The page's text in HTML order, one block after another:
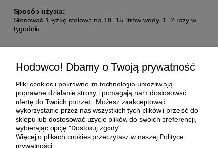
Sposób użycia:
Stosować 1 łyżkę stołową na 10–15 litrów wody, 1–2 razy w
tygodniu.
Moje konto
Płatności i dostawa
O nas
Hodowco! Dbamy o Twoją prywatność
Pliki cookies i pokrewne im technologie umożliwiają
poprawne działanie strony i pomagają nam dostosować
ofertę do Twoich potrzeb. Możesz zaakceptować
wykorzystanie przez nas wszystkich tych plików i przejść do
sklepu lub dostosować użycie plików do swoich preferencji,
wybierając opcję "Dostosuj zgody".
Więcej o plikach cookies przeczytasz w naszej Polityce
prywatności.